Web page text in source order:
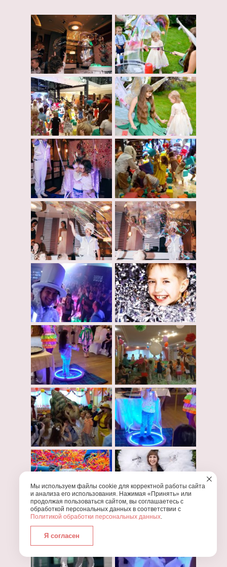
Мы используем файлы cookie для корректной работы сайта
и анализа его использования. Нажимая «Принять» или
продолжая пользоваться сайтом, вы соглашаетесь с
обработкой персональных данных в соответствии с
Политикой обработки персональных данных.
Я согласен